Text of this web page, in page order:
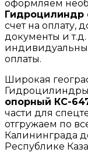
оформляем
Гидроцилиндр
счет на оплату,
документы и
оплаты.
Широкая
Гидроцилиндры
опорный КС-
части для
отгружаем по
Калининграда
Республике